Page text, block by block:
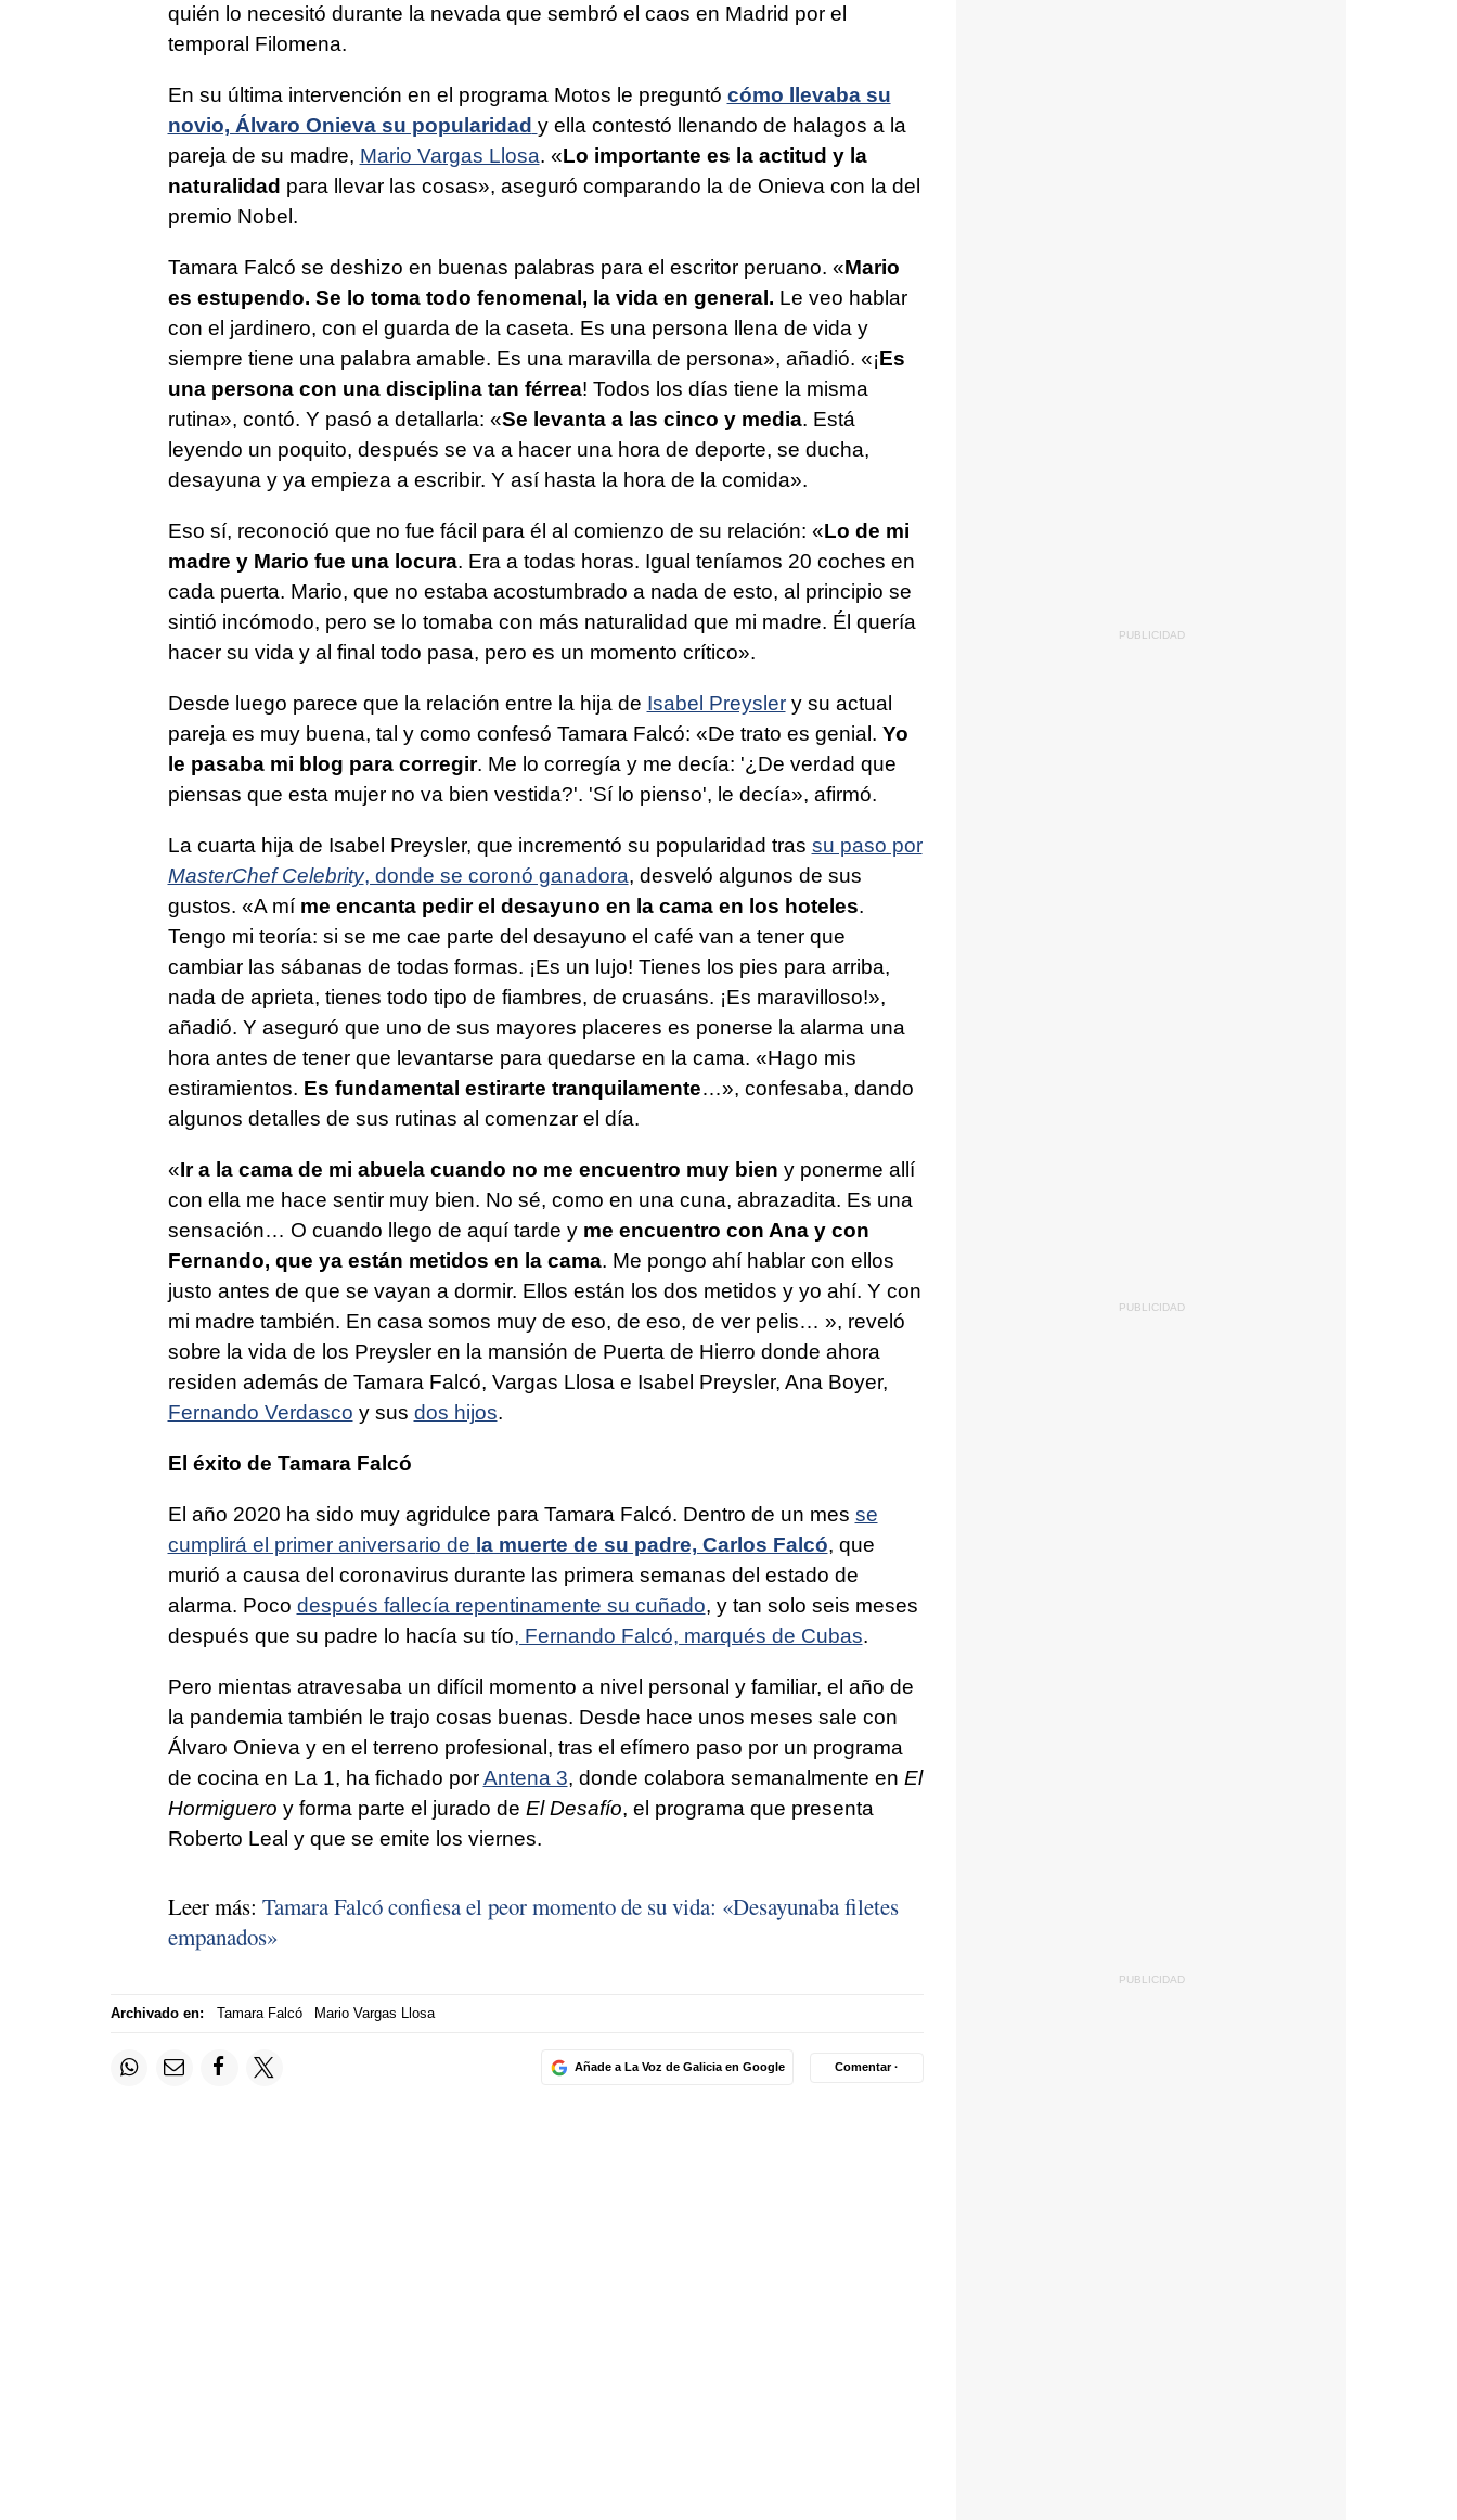
quién lo necesitó durante la nevada que sembró el caos en Madrid por el
temporal Filomena.
En su última intervención en el programa Motos le preguntó cómo llevaba su
novio, Álvaro Onieva su popularidad y ella contestó llenando de halagos a la
pareja de su madre, Mario Vargas Llosa. «Lo importante es la actitud y la
naturalidad para llevar las cosas», aseguró comparando la de Onieva con la del
premio Nobel.
Tamara Falcó se deshizo en buenas palabras para el escritor peruano. «Mario
es estupendo. Se lo toma todo fenomenal, la vida en general. Le veo hablar
con el jardinero, con el guarda de la caseta. Es una persona llena de vida y
siempre tiene una palabra amable. Es una maravilla de persona», añadió. «¡Es
una persona con una disciplina tan férrea! Todos los días tiene la misma
rutina», contó. Y pasó a detallarla: «Se levanta a las cinco y media. Está
leyendo un poquito, después se va a hacer una hora de deporte, se ducha,
desayuna y ya empieza a escribir. Y así hasta la hora de la comida».
Eso sí, reconoció que no fue fácil para él al comienzo de su relación: «Lo de mi
madre y Mario fue una locura. Era a todas horas. Igual teníamos 20 coches en
cada puerta. Mario, que no estaba acostumbrado a nada de esto, al principio se
sintió incómodo, pero se lo tomaba con más naturalidad que mi madre. Él quería
hacer su vida y al final todo pasa, pero es un momento crítico».
Desde luego parece que la relación entre la hija de Isabel Preyslery su actual
pareja es muy buena, tal y como confesó Tamara Falcó: «De trato es genial. Yo
le pasaba mi blog para corregir. Me lo corregía y me decía: '¿De verdad que
piensas que esta mujer no va bien vestida?'. 'Sí lo pienso', le decía», afirmó.
La cuarta hija de Isabel Preysler, que incrementó su popularidad tras su paso por
MasterChef Celebrity, donde se coronó ganadora, desveló algunos de sus
gustos. «A mí me encanta pedir el desayuno en la cama en los hoteles.
Tengo mi teoría: si se me cae parte del desayuno el café van a tener que
cambiar las sábanas de todas formas. ¡Es un lujo! Tienes los pies para arriba,
nada de aprieta, tienes todo tipo de fiambres, de cruasáns. ¡Es maravilloso!»,
añadió. Y aseguró que uno de sus mayores placeres es ponerse la alarma una
hora antes de tener que levantarse para quedarse en la cama. «Hago mis
estiramientos. Es fundamental estirarte tranquilamente…», confesaba, dando
algunos detalles de sus rutinas al comenzar el día.
«Ir a la cama de mi abuela cuando no me encuentro muy bien y ponerme allí
con ella me hace sentir muy bien. No sé, como en una cuna, abrazadita. Es una
sensación… O cuando llego de aquí tarde y me encuentro con Ana y con
Fernando, que ya están metidos en la cama. Me pongo ahí hablar con ellos
justo antes de que se vayan a dormir. Ellos están los dos metidos y yo ahí. Y con
mi madre también. En casa somos muy de eso, de eso, de ver pelis… », reveló
sobre la vida de los Preysler en la mansión de Puerta de Hierro donde ahora
residen además de Tamara Falcó, Vargas Llosa e Isabel Preysler, Ana Boyer,
Fernando Verdasco y sus dos hijos.
El éxito de Tamara Falcó
El año 2020 ha sido muy agridulce para Tamara Falcó. Dentro de un mes se
cumplirá el primer aniversario de la muerte de su padre, Carlos Falcó, que
murió a causa del coronavirus durante las primera semanas del estado de
alarma. Poco después fallecía repentinamente su cuñado, y tan solo seis meses
después que su padre lo hacía su tío, Fernando Falcó, marqués de Cubas.
Pero mientas atravesaba un difícil momento a nivel personal y familiar, el año de
la pandemia también le trajo cosas buenas. Desde hace unos meses sale con
Álvaro Onieva y en el terreno profesional, tras el efímero paso por un programa
de cocina en La 1, ha fichado porAntena 3, donde colabora semanalmente en El
Hormiguero y forma parte el jurado de El Desafío, el programa que presenta
Roberto Leal y que se emite los viernes.
Leer más: Tamara Falcó confiesa el peor momento de su vida: «Desayunaba filetes
empanados»
Archivado en: Tamara Falcó Mario Vargas Llosa
Añade a La Voz de Galicia en Google Comentar ·